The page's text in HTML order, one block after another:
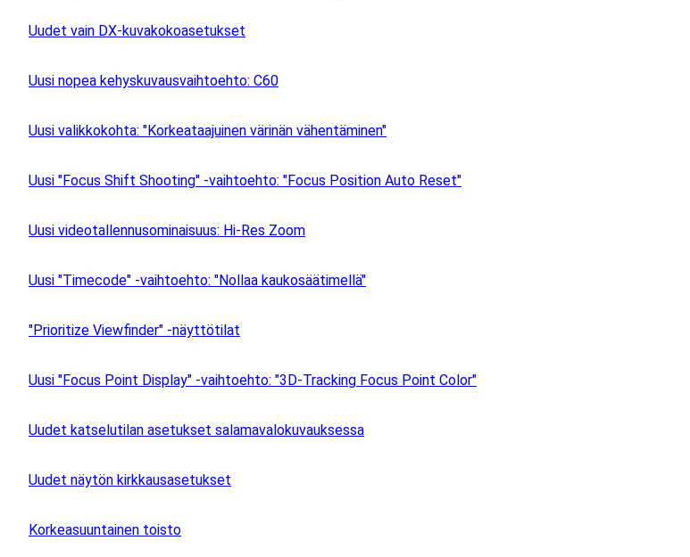
Uudet vain DX-kuvakokoasetukset
Uusi nopea kehyskuvausvaihtoehto: C60
Uusi valikkokohta: "Korkeataajuinen värinän vähentäminen"
Uusi "Focus Shift Shooting" -vaihtoehto: "Focus Position Auto Reset"
Uusi videotallennusominaisuus: Hi-Res Zoom
Uusi "Timecode" -vaihtoehto: "Nollaa kaukosäätimellä"
"Prioritize Viewfinder" -näyttötilat
Uusi "Focus Point Display" -vaihtoehto: "3D-Tracking Focus Point Color"
Uudet katselutilan asetukset salamavalokuvauksessa
Uudet näytön kirkkausasetukset
Korkeasuuntainen toisto